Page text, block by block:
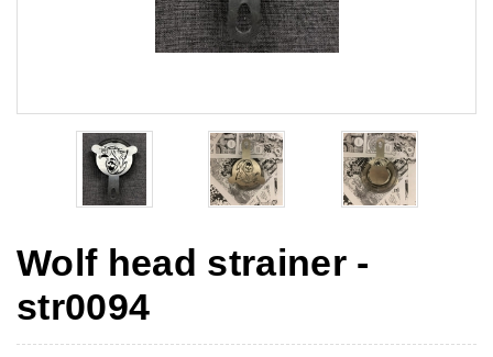
Wolf head strainer -
str0094